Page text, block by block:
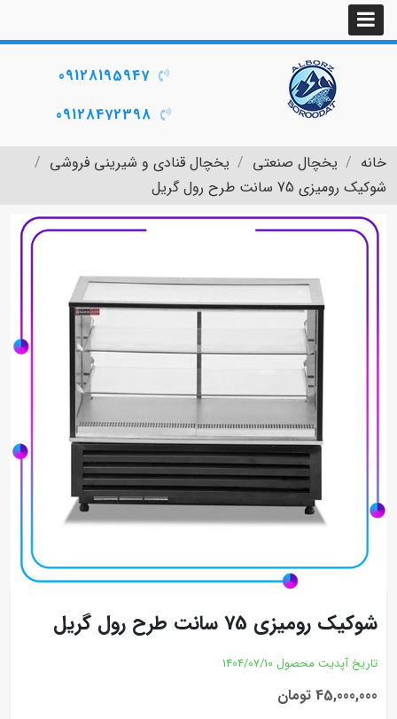
09128195947
09128472398
خانه یخچال صنعتی
یخچال قنادی و شیرینی فروشی
شوکیک رومیزی 75 سانت طرح رول گریل
شوکیک رومیزی 75 سانت طرح رول گریل
تاریخ آپدیت محصول 1404/07/10
45,000,000 تومان